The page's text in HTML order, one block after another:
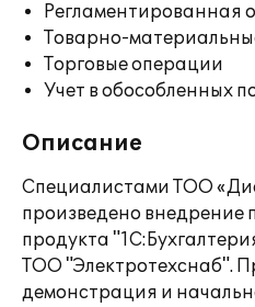
Регламентированная
Товарно-
Торговые операции
Учет в обособленных
Описание
Специалистами ТОО
произведено внедрение
продукта
ТОО "Электротехснаб".
демонстрация и